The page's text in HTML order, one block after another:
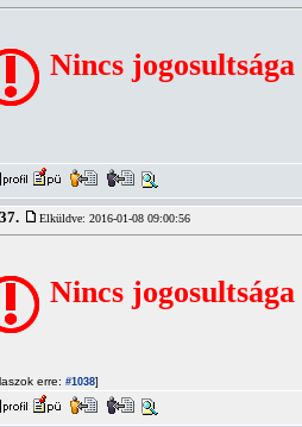
Nincs
Elküldve: 2016-01-08 09:00:56
Nincs
erre: #1038]